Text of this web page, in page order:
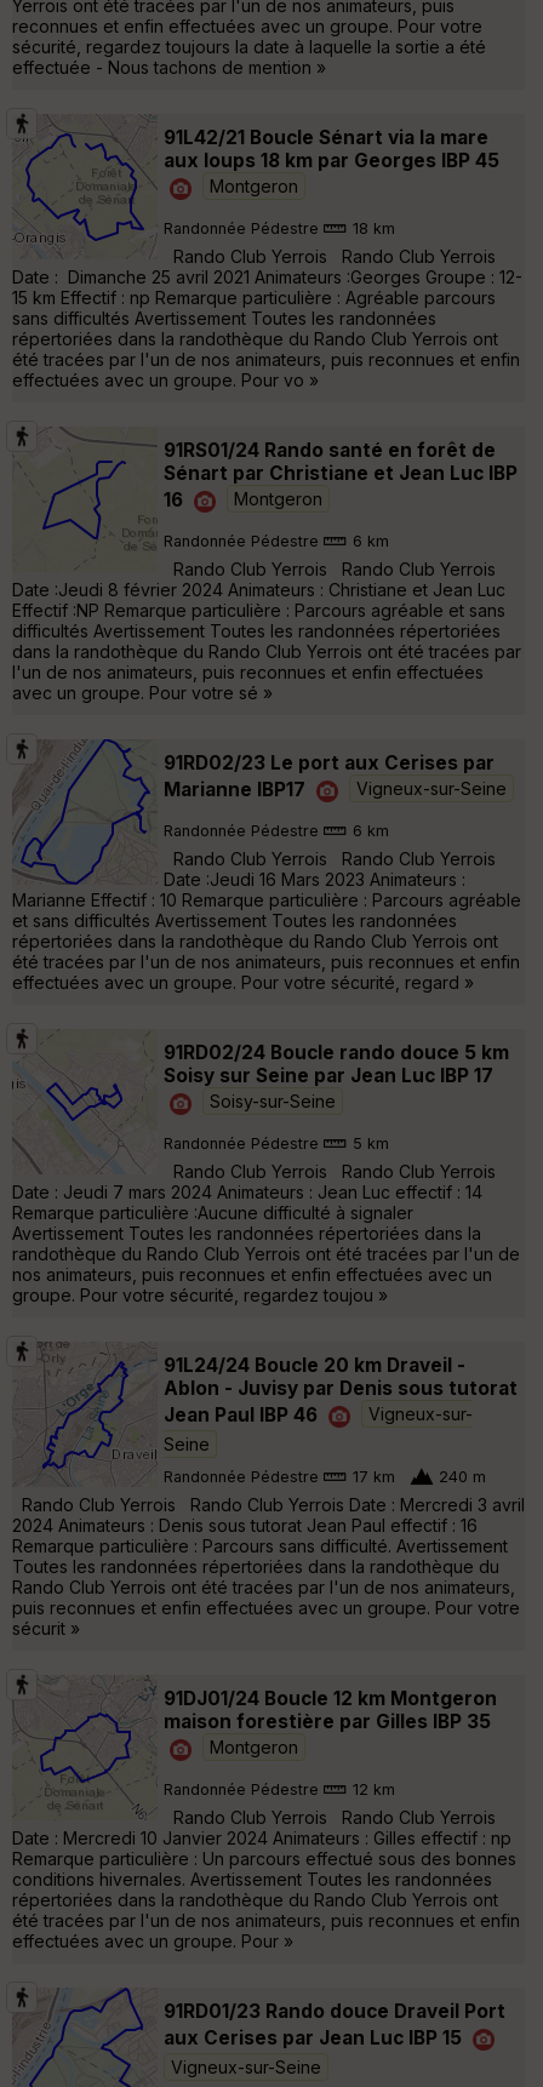
Yerrois ont été tracées par l'un de nos animateurs, puis
reconnues et enfin effectuées avec un groupe. Pour votre
sécurité, regardez toujours la date à laquelle la sortie a été
effectuée - Nous tachons de mention »
91L42/21 Boucle Sénart via la mare
aux loups 18 km par Georges IBP 45
Montgeron
Randonnée Pédestre 18 km
Rando Club Yerrois Rando Club Yerrois
Date : Dimanche 25 avril 2021 Animateurs :Georges Groupe : 12-
15 km Effectif : np Remarque particulière : Agréable parcours
sans difficultés Avertissement Toutes les randonnées
répertoriées dans la randothèque du Rando Club Yerrois ont
été tracées par l'un de nos animateurs, puis reconnues et enfin
effectuées avec un groupe. Pour vo »
91RS01/24 Rando santé en forêt de
Sénart par Christiane et Jean Luc IBP
16
Montgeron
Randonnée Pédestre 6 km
Rando Club Yerrois Rando Club Yerrois
Date :Jeudi 8 février 2024 Animateurs : Christiane et Jean Luc
Effectif :NP Remarque particulière : Parcours agréable et sans
difficultés Avertissement Toutes les randonnées répertoriées
dans la randothèque du Rando Club Yerrois ont été tracées par
l'un de nos animateurs, puis reconnues et enfin effectuées
avec un groupe. Pour votre sé »
91RD02/23 Le port aux Cerises par
Marianne IBP17
Vigneux-sur-Seine
Randonnée Pédestre 6 km
Rando Club Yerrois Rando Club Yerrois
Date :Jeudi 16 Mars 2023 Animateurs :
Marianne Effectif : 10 Remarque particulière : Parcours agréable
et sans difficultés Avertissement Toutes les randonnées
répertoriées dans la randothèque du Rando Club Yerrois ont
été tracées par l'un de nos animateurs, puis reconnues et enfin
effectuées avec un groupe. Pour votre sécurité, regard »
91RD02/24 Boucle rando douce 5 km
Soisy sur Seine par Jean Luc IBP 17
Soisy-sur-Seine
Randonnée Pédestre 5 km
Rando Club Yerrois Rando Club Yerrois
Date : Jeudi 7 mars 2024 Animateurs : Jean Luc effectif : 14
Remarque particulière :Aucune difficulté à signaler
Avertissement Toutes les randonnées répertoriées dans la
randothèque du Rando Club Yerrois ont été tracées par l'un de
nos animateurs, puis reconnues et enfin effectuées avec un
groupe. Pour votre sécurité, regardez toujou »
91L24/24 Boucle 20 km Draveil -
Ablon - Juvisy par Denis sous tutorat
Jean Paul IBP 46
Vigneux-sur-
Seine
Randonnée Pédestre 17 km 240 m
Rando Club Yerrois Rando Club Yerrois Date : Mercredi 3 avril
2024 Animateurs : Denis sous tutorat Jean Paul effectif : 16
Remarque particulière : Parcours sans difficulté. Avertissement
Toutes les randonnées répertoriées dans la randothèque du
Rando Club Yerrois ont été tracées par l'un de nos animateurs,
puis reconnues et enfin effectuées avec un groupe. Pour votre
sécurit »
91DJ01/24 Boucle 12 km Montgeron
maison forestière par Gilles IBP 35
Montgeron
Randonnée Pédestre 12 km
Rando Club Yerrois Rando Club Yerrois
Date : Mercredi 10 Janvier 2024 Animateurs : Gilles effectif : np
Remarque particulière : Un parcours effectué sous des bonnes
conditions hivernales. Avertissement Toutes les randonnées
répertoriées dans la randothèque du Rando Club Yerrois ont
été tracées par l'un de nos animateurs, puis reconnues et enfin
effectuées avec un groupe. Pour »
91RD01/23 Rando douce Draveil Port
aux Cerises par Jean Luc IBP 15
Vigneux-sur-Seine